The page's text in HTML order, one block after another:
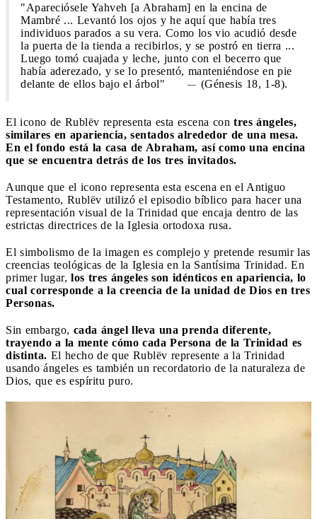
"Apareciósele Yahveh [a Abraham] en la encina de
Mambré ... Levantó los ojos y he aquí que había tres
individuos parados a su vera. Como los vio acudió desde
la puerta de la tienda a recibirlos, y se postró en tierra ...
Luego tomó cuajada y leche, junto con el becerro que
había aderezado, y se lo presentó, manteniéndose en pie
delante de ellos bajo el árbol"
(Génesis 18, 1-8).
El icono de Rublëv representa esta escena con tres ángeles,
similares en apariencia, sentados alrededor de una mesa.
En el fondo está la casa de Abraham, así como una encina
que se encuentra detrás de los tres invitados.
Aunque que el icono representa esta escena en el Antiguo
Testamento, Rublëv utilizó el episodio bíblico para hacer una
representación visual de la Trinidad que encaja dentro de las
estrictas directrices de la Iglesia ortodoxa rusa.
El simbolismo de la imagen es complejo y pretende resumir las
creencias teológicas de la Iglesia en la Santísima Trinidad. En
primer lugar, los tres ángeles son idénticos en apariencia, lo
cual corresponde a la creencia de la unidad de Dios en tres
Personas.
Sin embargo, cada ángel lleva una prenda diferente,
trayendo a la mente cómo cada Persona de la Trinidad es
distinta. El hecho de que Rublëv represente a la Trinidad
usando ángeles es también un recordatorio de la naturaleza de
Dios, que es espíritu puro.